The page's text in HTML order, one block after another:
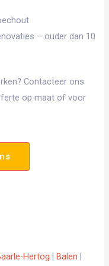
– ouder dan 10
Contacteer ons
op maat of voor
Hertog |Balen |